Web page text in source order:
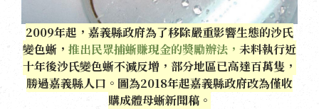
2009年起，嘉義縣政府為了移除嚴重影響生態的沙氏
變色蜥， 推出民眾捕蜥賺現金的獎勵辦法， 未料執行近
十年後沙氏變色蜥不減反增，部分地區已高達百萬隻，
勝過嘉義縣人口。圖為2018年起嘉義縣政府改為僅收
購成體母蜥新聞稿。